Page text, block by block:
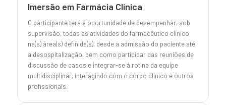
Imersão em Farmácia Clínica
O participante terá a oportunidade de desempenhar, sob
supervisão, todas as atividades do farmacêutico clínico
na(s) área(s) definida(s), desde a admissão do paciente até
a desospitalização, bem como participar das reuniões de
discussão de casos e integrar-se à rotina da equipe
multidisciplinar, interagindo com o corpo clínico e outros
profissionais.